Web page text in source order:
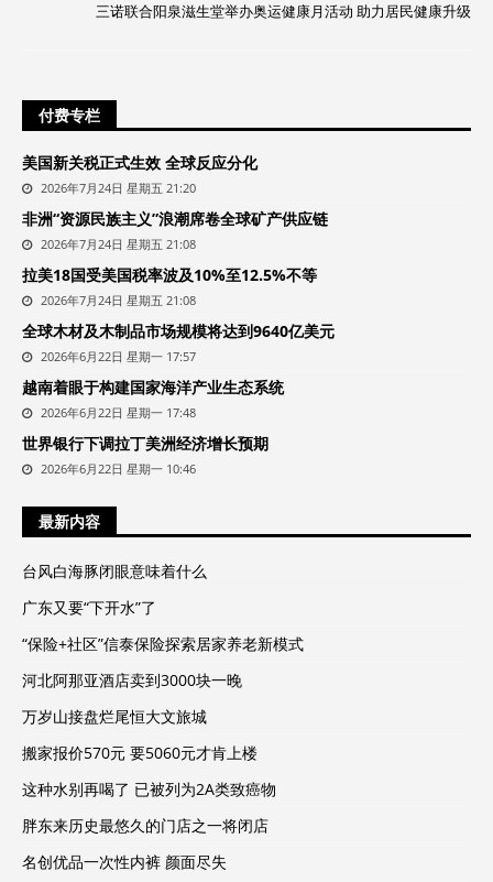
三诺联合阳泉滋生堂举办奥运健康月活动 助力居民健康升级
付费专栏
美国新关税正式生效 全球反应分化
2026年7月24日 星期五 21:20
非洲“资源民族主义”浪潮席卷全球矿产供应链
2026年7月24日 星期五 21:08
拉美18国受美国税率波及10%至12.5%不等
2026年7月24日 星期五 21:08
全球木材及木制品市场规模将达到9640亿美元
2026年6月22日 星期一 17:57
越南着眼于构建国家海洋产业生态系统
2026年6月22日 星期一 17:48
世界银行下调拉丁美洲经济增长预期
2026年6月22日 星期一 10:46
最新内容
台风白海豚闭眼意味着什么
广东又要“下开水”了
“保险+社区”信泰保险探索居家养老新模式
河北阿那亚酒店卖到3000块一晚
万岁山接盘烂尾恒大文旅城
搬家报价570元 要5060元才肯上楼
这种水别再喝了 已被列为2A类致癌物
胖东来历史最悠久的门店之一将闭店
名创优品一次性内裤 颜面尽失